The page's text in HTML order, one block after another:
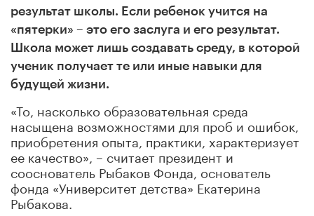
результат школы. Если ребенок учится на
«пятерки» – это его заслуга и его результат.
Школа может лишь создавать среду, в которой
ученик получает те или иные навыки для
будущей жизни.
«То, насколько образовательная среда
насыщена возможностями для проб и ошибок,
приобретения опыта, практики, характеризует
ее качество», – считает президент и
сооснователь Рыбаков Фонда, основатель
фонда «Университет детства» Екатерина
Рыбакова.